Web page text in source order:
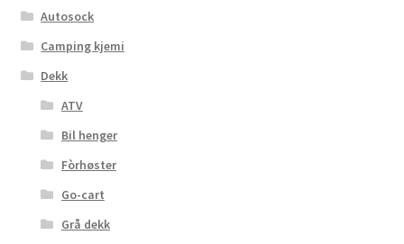
Autosock
Camping kjemi
Dekk
ATV
Bil henger
Fòrhøster
Go-cart
Grå dekk